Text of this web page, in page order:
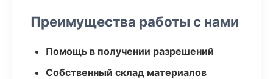
Преимущества работы с нами
Помощь в получении разрешений
Собственный склад материалов